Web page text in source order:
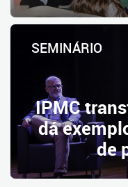
SEMINÁRIO
IPMC
dá
de